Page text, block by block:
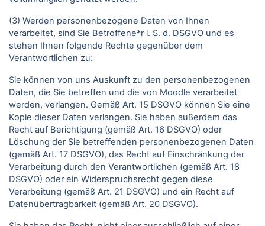
(3) Werden personenbezogene Daten von Ihnen
verarbeitet, sind Sie Betroffene*r i. S. d. DSGVO und es
stehen Ihnen folgende Rechte gegenüber dem
Verantwortlichen zu:
Sie können von uns Auskunft zu den personenbezogenen
Daten, die Sie betreffen und die von Moodle verarbeitet
werden, verlangen. Gemäß Art. 15 DSGVO können Sie eine
Kopie dieser Daten verlangen. Sie haben außerdem das
Recht auf Berichtigung (gemäß Art. 16 DSGVO) oder
Löschung der Sie betreffenden personenbezogenen Daten
(gemäß Art. 17 DSGVO), das Recht auf Einschränkung der
Verarbeitung durch den Verantwortlichen (gemäß Art. 18
DSGVO) oder ein Widerspruchsrecht gegen diese
Verarbeitung (gemäß Art. 21 DSGVO) und ein Recht auf
Datenübertragbarkeit (gemäß Art. 20 DSGVO).